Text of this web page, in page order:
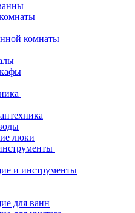
комнаты
люки
и инструменты
для ванн